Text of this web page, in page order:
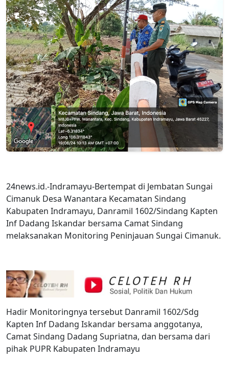
24news.id.-Indramayu-Bertempat di Jembatan Sungai
Cimanuk Desa Wanantara Kecamatan Sindang
Kabupaten Indramayu, Danramil 1602/Sindang Kapten
Inf Dadang Iskandar bersama Camat Sindang
melaksanakan Monitoring Peninjauan Sungai Cimanuk.
Hadir Monitoringnya tersebut Danramil 1602/Sdg
Kapten Inf Dadang Iskandar bersama anggotanya,
Camat Sindang Dadang Supriatna, dan bersama dari
pihak PUPR Kabupaten Indramayu